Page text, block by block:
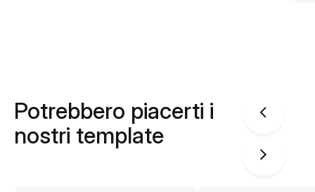
Potrebbero piacerti i
nostri template